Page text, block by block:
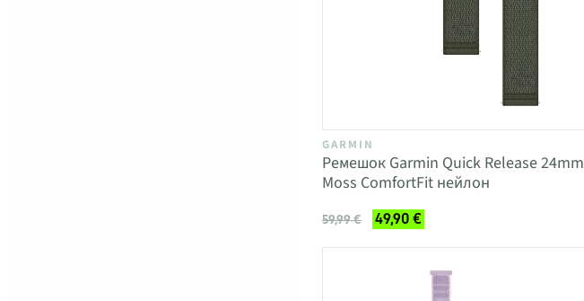
GARMIN
Ремешок Garmin Quick Release 24mm
Moss ComfortFit нейлон
59,99 € 49,90 €